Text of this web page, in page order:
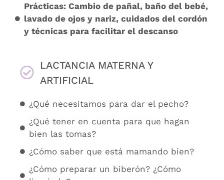
Prácticas: Cambio de pañal, baño del bebé,
lavado de ojos y nariz, cuidados del cordón
y técnicas para facilitar el descanso
LACTANCIA MATERNA Y
ARTIFICIAL
¿Qué necesitamos para dar el pecho?
¿Qué tener en cuenta para que hagan
bien las tomas?
¿Cómo saber que está mamando bien?
¿Cómo preparar un biberón? ¿Cómo